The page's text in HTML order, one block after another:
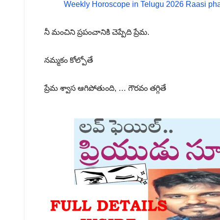
Weekly Horoscope in Telugu 2026 Raasi
నీ మంచిని ప్రపంచానికి చెప్పేది ప్రేమ.
నమ్మకం కోల్పోతే
ప్రేమ శ్వాస ఆగిపోతుంది, … గౌరవం తగ్గితే